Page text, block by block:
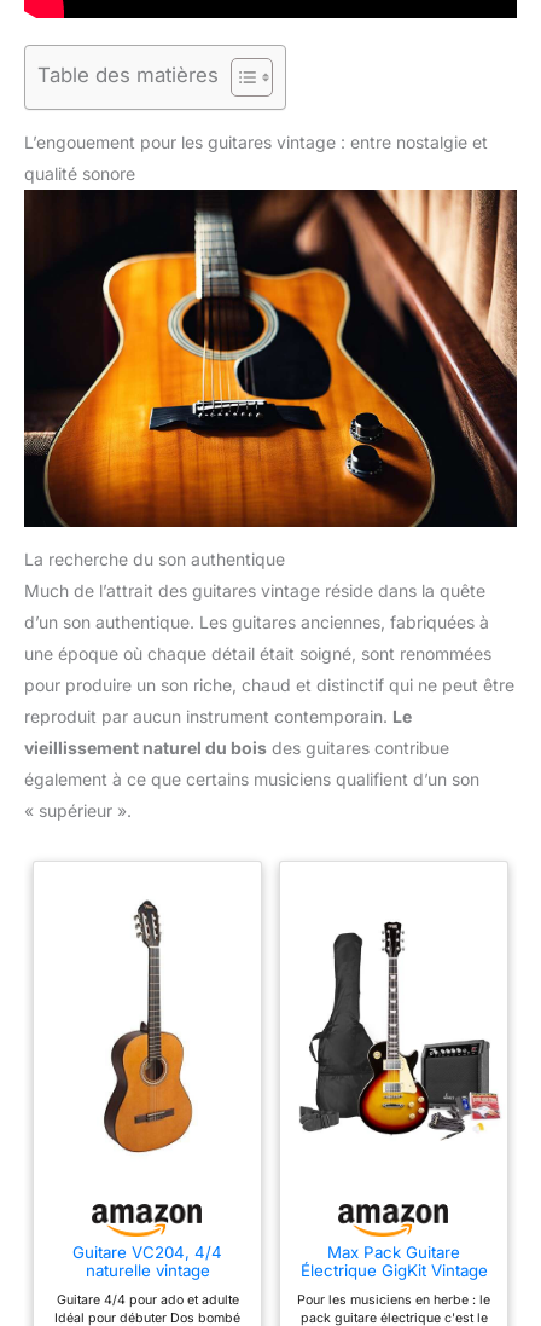
Table des matières
L’engouement pour les guitares vintage : entre nostalgie et
qualité sonore
La recherche du son authentique
Much de l’attrait des guitares vintage réside dans la quête
d’un son authentique. Les guitares anciennes, fabriquées à
une époque où chaque détail était soigné, sont renommées
pour produire un son riche, chaud et distinctif qui ne peut être
reproduit par aucun instrument contemporain. Le
vieillissement naturel du bois des guitares contribue
également à ce que certains musiciens qualifient d’un son
« supérieur ».
Guitare VC204, 4/4
naturelle vintage
Guitare 4/4 pour ado et adulte
Idéal pour débuter Dos bombé
Max Pack Guitare
Électrique GigKit Vintage
Watts, Accessoires,
Pour les musiciens en herbe : le
pack guitare électrique c'est le